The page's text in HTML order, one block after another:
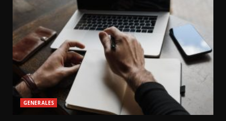
GENERALES